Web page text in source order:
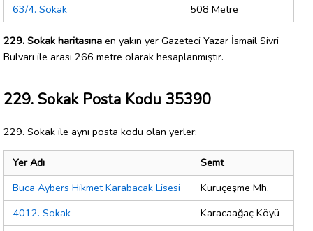
63/4. Sokak
508 Metre
229. Sokak haritasına en yakın yer Gazeteci Yazar İsmail Sivri
Bulvarı ile arası 266 metre olarak hesaplanmıştır.
229. Sokak Posta Kodu 35390
229. Sokak ile aynı posta kodu olan yerler:
Yer Adı
Semt
Buca Aybers Hikmet Karabacak Lisesi
Kuruçeşme Mh.
4012. Sokak
Karacaağaç Köyü